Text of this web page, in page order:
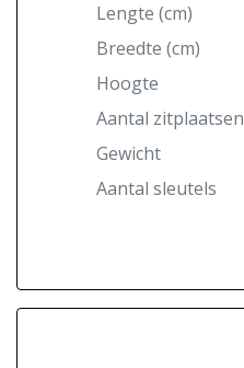
Lengte (cm)
Breedte (cm)
Hoogte
Aantal zitplaatsen
Gewicht
Aantal sleutels